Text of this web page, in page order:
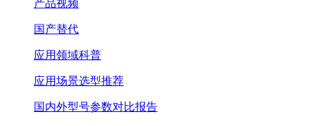
产品视频
国产替代
应用领域科普
应用场景选型推荐
国内外型号参数对比报告